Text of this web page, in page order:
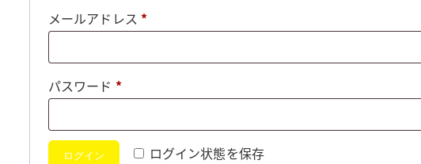
メールアドレス *必
パスワード *必
ログイン状態を保存
ログイン